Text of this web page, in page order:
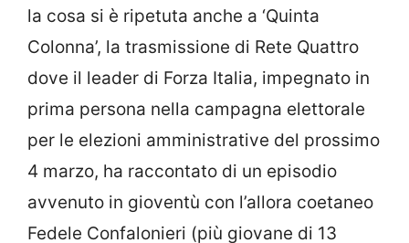
la cosa si è ripetuta anche a ‘Quinta
Colonna’, la trasmissione di Rete Quattro
dove il leader di Forza Italia, impegnato in
prima persona nella campagna elettorale
per le elezioni amministrative del prossimo
4 marzo, ha raccontato di un episodio
avvenuto in gioventù con l’allora coetaneo
Fedele Confalonieri (più giovane di 13